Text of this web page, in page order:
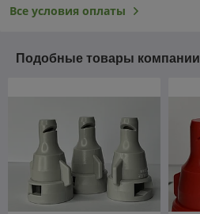
Все условия оплаты
Подобные товары компании